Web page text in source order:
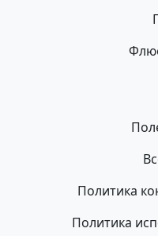
Политика
Политика